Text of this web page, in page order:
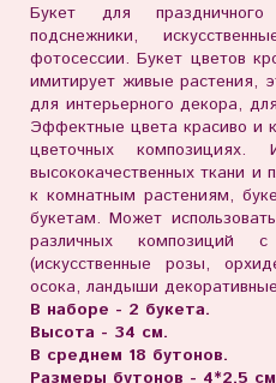
Букет для
подснежники,
фотосессии. Букет цветов
имитирует живые растения,
для интерьерного декора,
Эффектные цвета красиво и
цветочных
высококачественных ткани и
к комнатным растениям,
букетам. Может
различных композиций
(искусственные розы,
осока, ландыши
В наборе - 2 букета.
Высота - 34 см.
В среднем 18 бутонов.